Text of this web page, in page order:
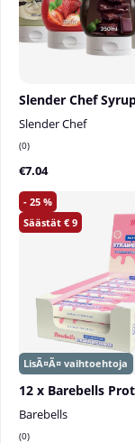
Slender Chef
Slender Chef
0
€7.04
25
9
Barebells
0